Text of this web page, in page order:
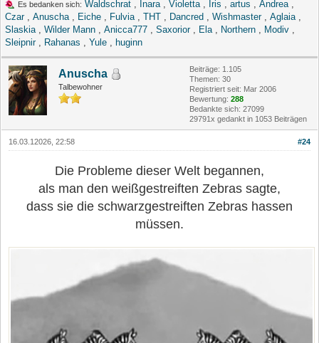
Es bedanken sich: Waldschrat , Inara, Violetta, Iris , artus , Andrea,
Czar, Anuscha, Eiche , Fulvia, THT , Dancred , Wishmaster, Aglaia,
Slaskia, Wilder Mann , Anicca777 , Saxorior, Ela, Northern , Modiv ,
Sleipnir, Rahanas , Yule , huginn
Anuscha
Talbewohner
Beiträge: 1.105
Themen: 30
Registriert seit: Mar 2006
Bewertung: 288
Bedankte sich: 27099
29791x gedankt in 1053 Beiträgen
#24
16.03.12026, 22:58
Die Probleme dieser Welt begannen,
als man den weißgestreiften Zebras sagte,
dass sie die schwarzgestreiften Zebras hassen
müssen.